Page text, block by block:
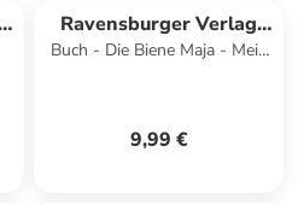
Ravensburger Verlag
GmbH
Buch - Die Biene Maja - Mein
9,99 €